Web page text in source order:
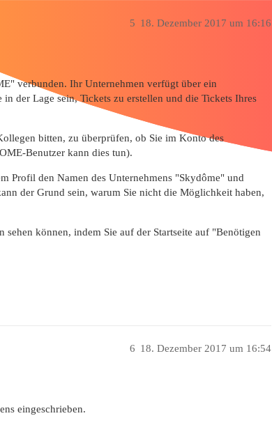
18. Dezember 2017 um 16:16
5
verbunden. Ihr Unternehmen verfügt über ein
der Lage sein, Tickets zu erstellen und die Tickets Ihres
bitten, zu überprüfen, ob Sie im Konto des
Benutzer kann dies tun).
Profil den Namen des Unternehmens "Skydôme" und
der Grund sein, warum Sie nicht die Möglichkeit haben,
können, indem Sie auf der Startseite auf "Benötigen
18. Dezember 2017 um 16:54
6
eingeschrieben.